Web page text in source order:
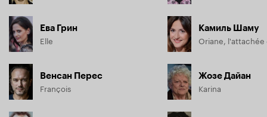
Ева Грин
Elle
Венсан Перес
François
Камиль Шаму
Oriane, l'attachée
Жозе Дайан
Karina